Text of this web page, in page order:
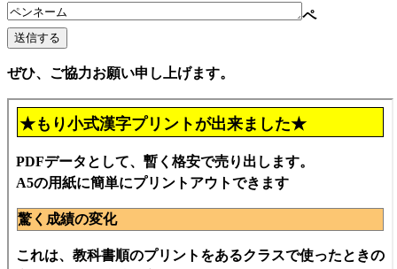
ペ
ぜひ、ご協力お願い申し上げます。